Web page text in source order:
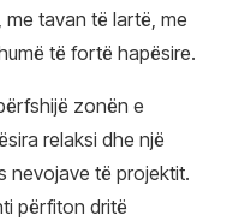
tavan të lartë, me
të fortë hapësire.
zonën e
relaksi dhe një
nevojave të projektit.
përfiton dritë